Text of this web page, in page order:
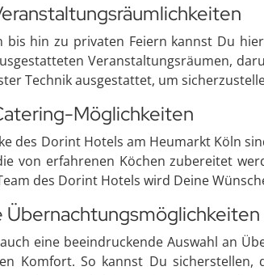
bis hin zu privaten Feiern kannst Du
Veranstaltungsräumen,
Technik ausgestattet, um
Möglichkeiten
des Dorint Hotels am Heumarkt Köln
von erfahrenen Köchen zubereitet
des Dorint Hotels wird Deine
Übernachtungsmöglichkeiten
eine beeindruckende Auswahl an
Komfort. So kannst Du